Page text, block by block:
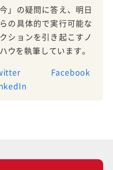
今」の疑問に答え、明日
の具体的で実行可能な
ションを引き起こすノ
ウを執筆しています。
Facebook